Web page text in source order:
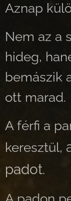
Aznap
Nem az a
hideg,
bemászik
ott marad.
A férfi a
keresztül,
padot.